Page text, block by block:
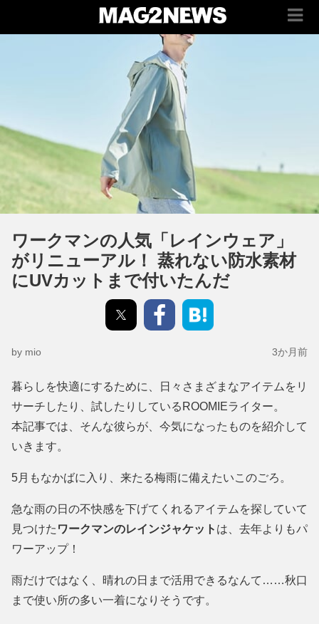
ワークマンの人気「レインウェア」
がリニューアル！ 蒸れない防水素材
にUVカットまで付いたんだ
by mio 3か月前
暮らしを快適にするために、日々さまざまなアイテムをリ
サーチしたり、試したりしているROOMIEライター。
本記事では、そんな彼らが、今気になったものを紹介して
いきます。
5月もなかばに入り、来たる梅雨に備えたいこのごろ。
急な雨の日の不快感を下げてくれるアイテムを探していて
見つけた ワークマンのレインジャケット は、去年よりもパ
ワーアップ！
雨だけではなく、晴れの日まで活用できるなんて……秋口
まで使い所の多い一着になりそうです。